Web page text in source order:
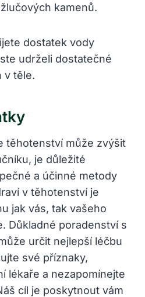
kamenů.
dostatek vody
udrželi dostatečné
v těle.
těhotenství může zvýšit
je důležité
a účinné metody
v těhotenství je
jak vás, tak vašeho
Důkladné poradenství s
určit nejlepší léčbu
své příznaky,
lékaře a nezapomínejte
cíl je poskytnout vám